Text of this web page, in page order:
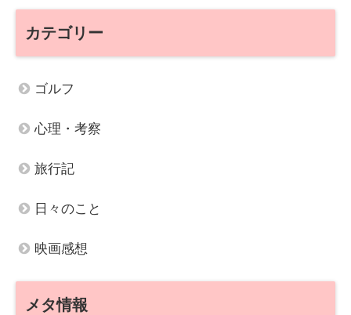
カテゴリー
ゴルフ
心理・考察
旅行記
日々のこと
映画感想
メタ情報